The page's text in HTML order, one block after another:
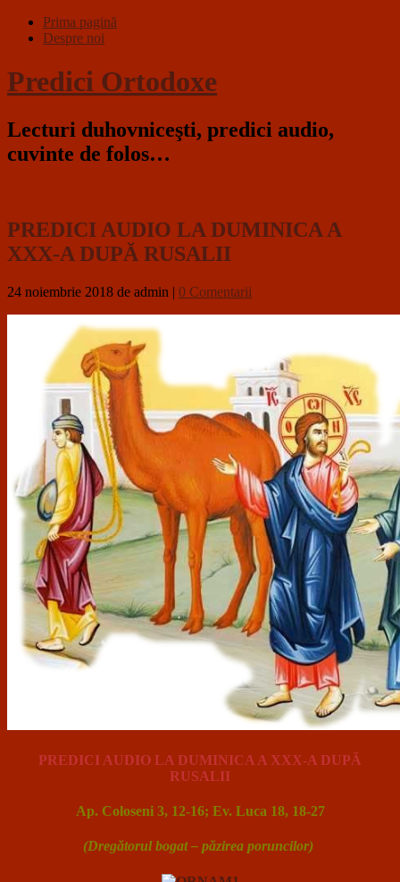
Prima pagină
Despre noi
Predici Ortodoxe
Lecturi duhovniceşti, predici audio,
cuvinte de folos…
PREDICI AUDIO LA DUMINICA A
XXX-A DUPĂ RUSALII
24 noiembrie 2018 de admin | 0 Comentarii
PREDICI AUDIO LA DUMINICA A XXX-A DUPĂ
RUSALII
Ap. Coloseni 3, 12-16; Ev. Luca 18, 18-27
(Dregătorul bogat – păzirea poruncilor)